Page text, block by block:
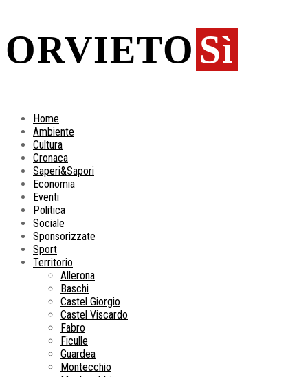
ORVIETO Sì
Home
Ambiente
Cultura
Cronaca
Saperi&Sapori
Economia
Eventi
Politica
Sociale
Sponsorizzate
Sport
Territorio
Allerona
Baschi
Castel Giorgio
Castel Viscardo
Fabro
Ficulle
Guardea
Montecchio